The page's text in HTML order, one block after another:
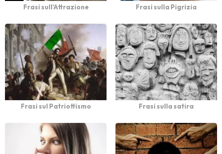
Frasi sull'Attrazione Frasi sulla Pigrizia
Frasi sul Patriottismo Frasi sulla satira